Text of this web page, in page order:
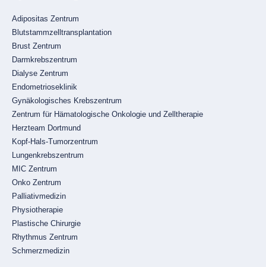
Navigation
überspringen
Adipositas Zentrum
Blutstammzelltransplantation
Brust Zentrum
Darmkrebszentrum
Dialyse Zentrum
Endometrioseklinik
Gynäkologisches Krebszentrum
Zentrum für Hämatologische Onkologie und Zelltherapie
Herzteam Dortmund
Kopf-Hals-Tumorzentrum
Lungenkrebszentrum
MIC Zentrum
Onko Zentrum
Palliativmedizin
Physiotherapie
Plastische Chirurgie
Rhythmus Zentrum
Schmerzmedizin